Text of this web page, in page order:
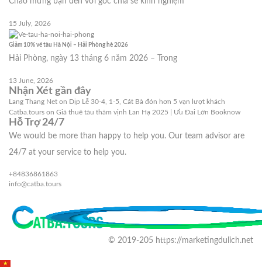
15 July, 2026
Giảm 10% vé tàu Hà Nội – Hải Phòng hè 2026
Hải Phòng, ngày 13 tháng 6 năm 2026 – Trong
13 June, 2026
Nhận Xét gần đây
Lang Thang Net on Dịp Lễ 30-4, 1-5, Cát Bà đón hơn 5 vạn lượt khách
Catba.tours on Giá thuê tàu thăm vịnh Lan Hạ 2025 | Ưu Đai Lớn Booknow
Hỗ Trợ 24/7
We would be more than happy to help you. Our team advisor are
24/7 at your service to help you.
+84836861863
info@catba.tours
© 2019-205 https://marketingdulich.net